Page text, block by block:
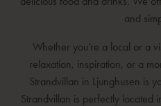
and
Whether you’re a local or a
relaxation, inspiration, or a
Strandvillan in Ljunghusen is
Strandvillan is perfectly located